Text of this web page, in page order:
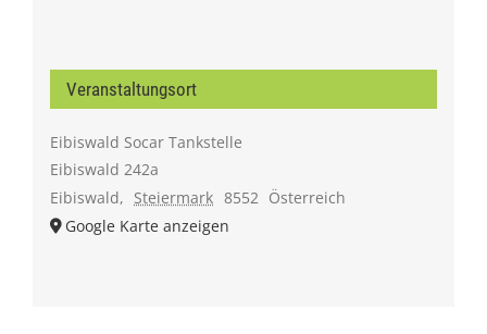
Veranstaltungsort
Eibiswald Socar Tankstelle
Eibiswald 242a
Eibiswald, Steiermark 8552 Österreich
Google Karte anzeigen